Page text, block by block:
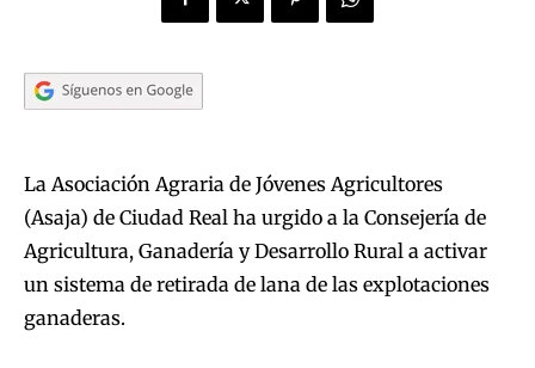
La Asociación Agraria de Jóvenes Agricultores
(Asaja) de Ciudad Real ha urgido a la Consejería de
Agricultura, Ganadería y Desarrollo Rural a activar
un sistema de retirada de lana de las explotaciones
ganaderas.